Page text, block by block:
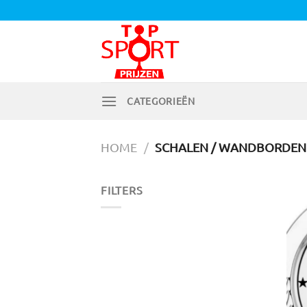
naar
CATEGORIEËN
HOME / SCHALEN / WANDBORDEN
FILTERS